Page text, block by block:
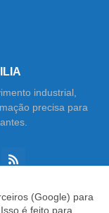
industrial,
precisa para
(Google) para
é feito para